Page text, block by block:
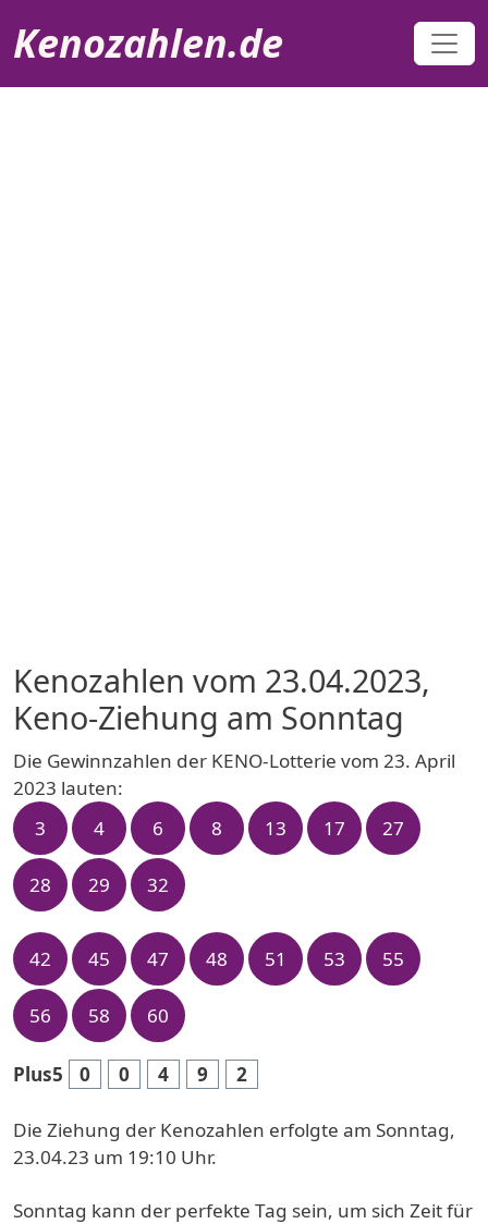
Kenozahlen.de
Kenozahlen vom 23.04.2023,
Keno-Ziehung am Sonntag
Die Gewinnzahlen der KENO-Lotterie vom 23. April
2023 lauten:
3
4 6 8 13 17 27
28 29 32
42 45 47 48 51 53 55
56 58 60
Plus5 0 0 4 9 2
Die Ziehung der Kenozahlen erfolgte am Sonntag,
23.04.23 um 19:10 Uhr.
Sonntag kann der perfekte Tag sein, um sich Zeit für